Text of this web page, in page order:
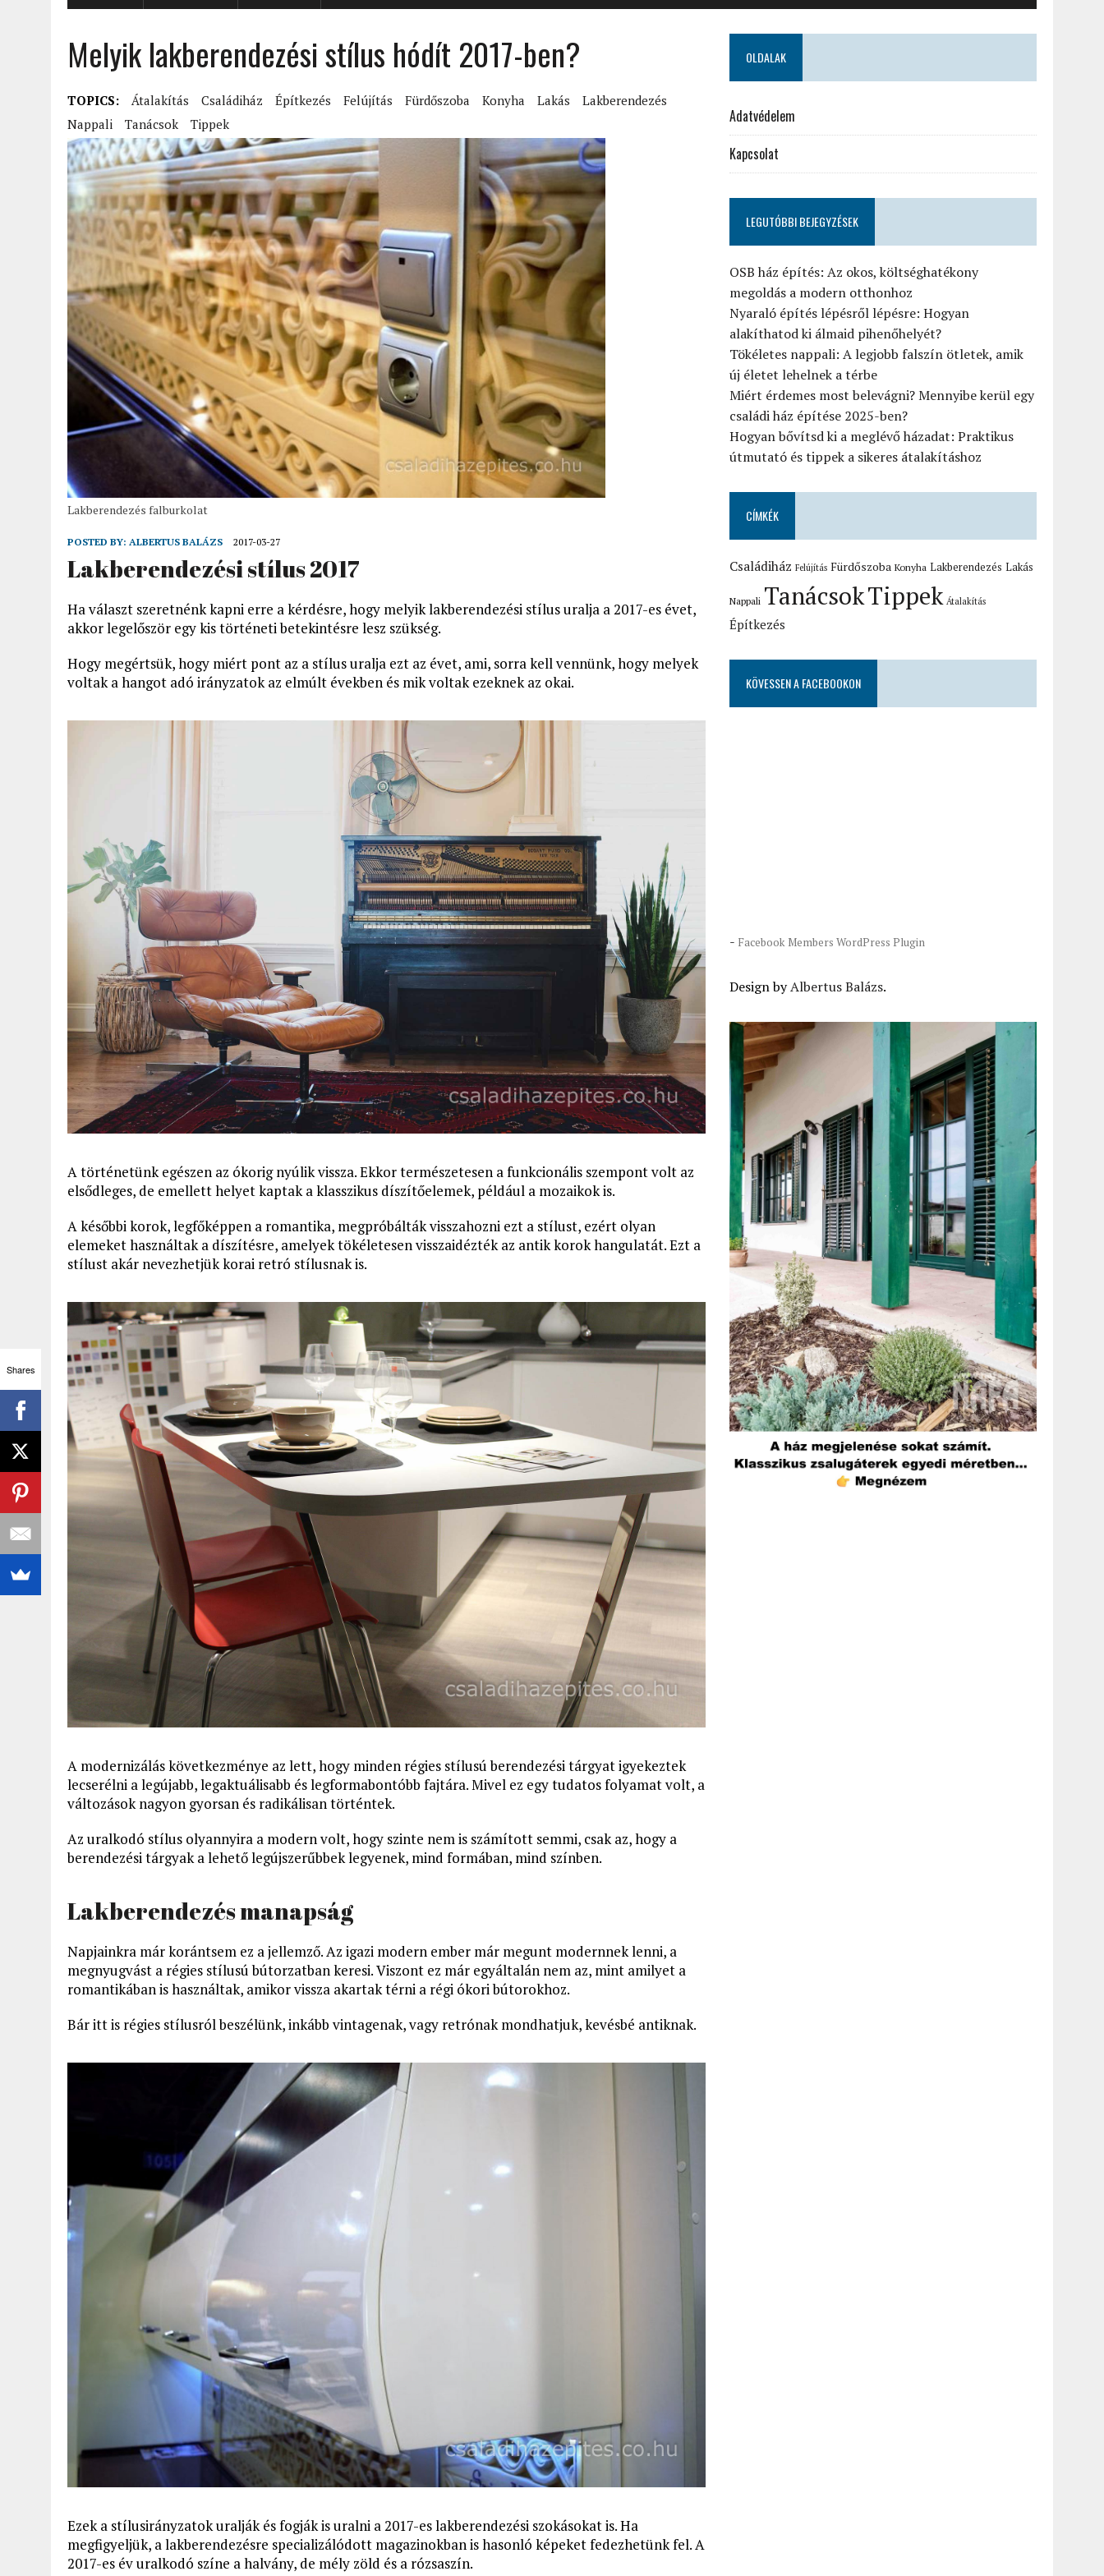
Melyik lakberendezési stílus hódít 2017-ben?
TOPICS: Átalakítás Családiház Építkezés Felújítás Fürdőszoba Konyha Lakás
Lakberendezés
Nappali
Tanácsok Tippek
Lakberendezés falburkolat
POSTED BY: ALBERTUS BALÁZS 2017-03-27
Lakberendezési stílus 2017
Ha választ szeretnénk kapni erre a kérdésre, hogy melyik lakberendezési stílus uralja a 2017-es évet,
akkor legelőször egy kis történeti betekintésre lesz szükség.
Hogy megértsük, hogy miért pont az a stílus uralja ezt az évet, ami, sorra kell vennünk, hogy melyek
voltak a hangot adó irányzatok az elmúlt években és mik voltak ezeknek az okai.
A történetünk egészen az ókorig nyúlik vissza. Ekkor természetesen a funkcionális szempont volt az
elsődleges, de emellett helyet kaptak a klasszikus díszítőelemek, például a mozaikok is.
A későbbi korok, legfőképpen a romantika, megpróbálták visszahozni ezt a stílust, ezért olyan
elemeket használtak a díszítésre, amelyek tökéletesen visszaidézték az antik korok hangulatát. Ezt a
stílust akár nevezhetjük korai retró stílusnak is.
A modernizálás következménye az lett, hogy minden régies stílusú berendezési tárgyat igyekeztek
lecserélni a legújabb, legaktuálisabb és legformabontóbb fajtára. Mivel ez egy tudatos folyamat volt, a
változások nagyon gyorsan és radikálisan történtek.
Az uralkodó stílus olyannyira a modern volt, hogy szinte nem is számított semmi, csak az, hogy a
berendezési tárgyak a lehető legújszerűbbek legyenek, mind formában, mind színben.
Lakberendezés manapság
Napjainkra már korántsem ez a jellemző. Az igazi modern ember már megunt modernnek lenni, a
megnyugvást a régies stílusú bútorzatban keresi. Viszont ez már egyáltalán nem az, mint amilyet a
romantikában is használtak, amikor vissza akartak térni a régi ókori bútorokhoz.
Bár itt is régies stílusról beszélünk, inkább vintagenak, vagy retrónak mondhatjuk, kevésbé antiknak.
Ezek a stílusirányzatok uralják és fogják is uralni a 2017-es lakberendezési szokásokat is. Ha
megfigyeljük, a lakberendezésre specializálódott magazinokban is hasonló képeket fedezhetünk fel. A
2017-es év uralkodó színe a halvány, de mély zöld és a rózsaszín.
OLDALAK
Adatvédelem
Kapcsolat
LEGUTÓBBI BEJEGYZÉSEK
OSB ház építés: Az okos, költséghatékony
megoldás a modern otthonhoz
Nyaraló építés lépésről lépésre: Hogyan
alakíthatod ki álmaid pihenőhelyét?
Tökéletes nappali: A legjobb falszín ötletek, amik
új életet lehelnek a térbe
Miért érdemes most belevágni? Mennyibe kerül egy
családi ház építése 2025-ben?
Hogyan bővítsd ki a meglévő házadat: Praktikus
útmutató és tippek a sikeres átalakításhoz
CÍMKÉK
Családiház Felújítás Fürdőszoba Konyha Lakberendezés Lakás
Nappali TanácsokTippek Átalakítás
Építkezés
KÖVESSEN A FACEBOOKON
- Facebook Members WordPress Plugin
Design byAlbertus Balázs.
Shares